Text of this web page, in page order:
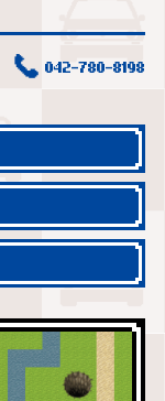
042-780-8198